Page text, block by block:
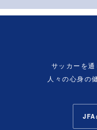
サッカーを通
人々の心身の
JFA